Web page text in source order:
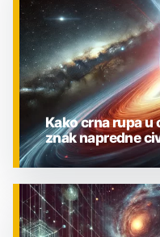
ZNANOST
Kako crna rupa
znak napredne